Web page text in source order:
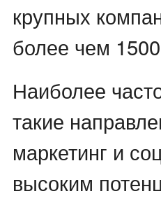
крупных
более чем
Наиболее
такие
маркетинг и
высоким